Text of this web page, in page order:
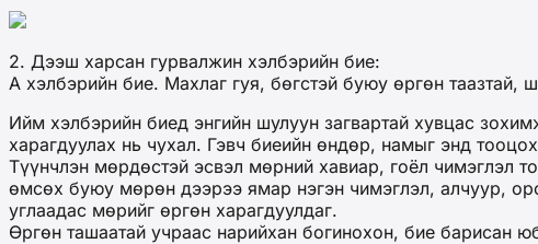
2. Дээш харсан гурвалжин хэлбэрийн бие:
А хэлбэрийн бие. Махлаг гуя, бөгстэй буюу өргөн таазтай,
Ийм хэлбэрийн биед энгийн шулуун загвартай хувцас
харагдуулах нь чухал. Гэвч биеийн өндөр, намыг энд
Түүнчлэн мөрдөстэй эсвэл мөрний хавиар, гоёл чимэглэл
өмсөх буюу мөрөн дээрээ ямар нэгэн чимэглэл, алчуур,
углаадас мөрийг өргөн харагдуулдаг.
Өргөн ташаатай учраас нарийхан богинохон, бие барисан